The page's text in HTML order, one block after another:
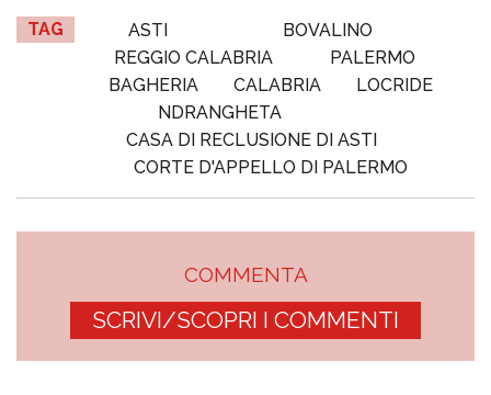
TAG ASTI
BOVALINO
REGGIO CALABRIA
PALERMO
BAGHERIA
CALABRIA
LOCRIDE
NDRANGHETA
CASA DI RECLUSIONE DI ASTI
CORTE D'APPELLO DI PALERMO
COMMENTA
SCRIVI/SCOPRI I COMMENTI